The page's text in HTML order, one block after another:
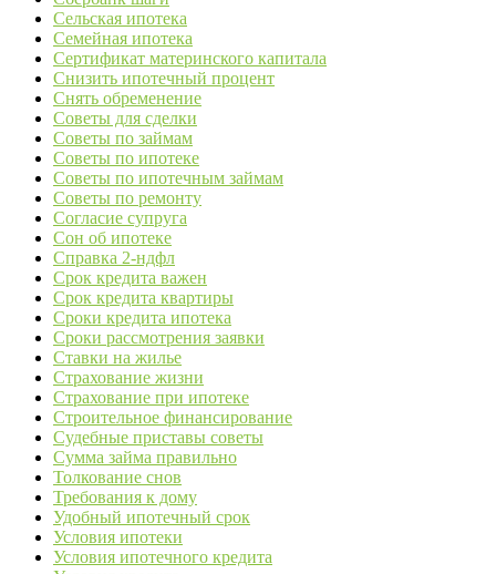
Сельская ипотека
Семейная ипотека
Сертификат материнского капитала
Снизить ипотечный процент
Снять обременение
Советы для сделки
Советы по займам
Советы по ипотеке
Советы по ипотечным займам
Советы по ремонту
Согласие супруга
Сон об ипотеке
Справка 2-ндфл
Срок кредита важен
Срок кредита квартиры
Сроки кредита ипотека
Сроки рассмотрения заявки
Ставки на жилье
Страхование жизни
Страхование при ипотеке
Строительное финансирование
Судебные приставы советы
Сумма займа правильно
Толкование снов
Требования к дому
Удобный ипотечный срок
Условия ипотеки
Условия ипотечного кредита